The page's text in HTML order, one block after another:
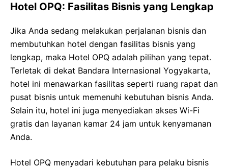
Hotel OPQ: Fasilitas Bisnis yang Lengkap
Jika Anda sedang melakukan perjalanan bisnis dan
membutuhkan hotel dengan fasilitas bisnis yang
lengkap, maka Hotel OPQ adalah pilihan yang tepat.
Terletak di dekat Bandara Internasional Yogyakarta,
hotel ini menawarkan fasilitas seperti ruang rapat dan
pusat bisnis untuk memenuhi kebutuhan bisnis Anda.
Selain itu, hotel ini juga menyediakan akses Wi-Fi
gratis dan layanan kamar 24 jam untuk kenyamanan
Anda.
Hotel OPQ menyadari kebutuhan para pelaku bisnis